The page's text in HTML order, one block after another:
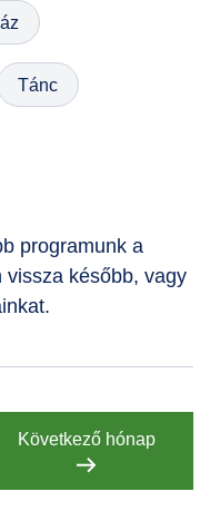
Tánc
programunk a
később, vagy
Következő hónap